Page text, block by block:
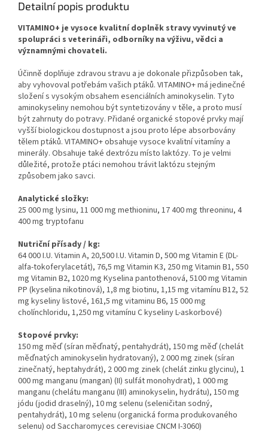
Detailní popis produktu
VITAMINO+ je vysoce kvalitní doplněk stravy vyvinutý ve
spolupráci s veterináři, odborníky na výživu, vědci a
významnými chovateli.
Účinně doplňuje zdravou stravu a je dokonale přizpůsoben tak,
aby vyhovoval potřebám vašich ptáků. VITAMINO+ má jedinečné
složení s vysokým obsahem esenciálních aminokyselin. Tyto
aminokyseliny nemohou být syntetizovány v těle, a proto musí
být zahrnuty do potravy. Přidané organické stopové prvky mají
vyšší biologickou dostupnost a jsou proto lépe absorbovány
tělem ptáků. VITAMINO+ obsahuje vysoce kvalitní vitamíny a
minerály. Obsahuje také dextrózu místo laktózy. To je velmi
důležité, protože ptáci nemohou trávit laktózu stejným
způsobem jako savci.
Analytické složky:
25 000 mg lysinu, 11 000 mg methioninu, 17 400 mg threoninu, 4
400 mg tryptofanu
Nutriční přísady / kg:
64 000 I.U. Vitamin A, 20,500 I.U. Vitamin D, 500 mg Vitamin E (DL-
alfa-tokoferylacetát), 76,5 mg Vitamin K3, 250 mg Vitamin B1, 550
mg Vitamin B2, 1020 mg Kyselina pantothenová, 5100 mg Vitamin
PP (kyselina nikotinová), 1,8 mg biotinu, 1,15 mg vitamínu B12, 52
mg kyseliny listové, 161,5 mg vitaminu B6, 15 000 mg
cholínchloridu, 1,250 mg vitamínu C kyseliny L-askorbové)
Stopové prvky:
150 mg měď (síran měďnatý, pentahydrát), 150 mg měď (chelát
měďnatých aminokyselin hydratovaný), 2 000 mg zinek (síran
zinečnatý, heptahydrát), 2 000 mg zinek (chelát zinku glycinu), 1
000 mg manganu (mangan) (II) sulfát monohydrat), 1 000 mg
manganu (chelátu manganu (III) aminokyselin, hydrátu), 150 mg
jódu (jodid draselný), 10 mg selenu (seleničitan sodný,
pentahydrát), 10 mg selenu (organická forma produkovaného
selenu) od Saccharomyces cerevisiae CNCM I-3060)